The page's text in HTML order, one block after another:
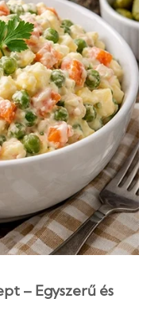
– Egyszerű és